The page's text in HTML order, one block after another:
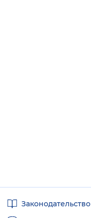
ссылкиЗаконодательство